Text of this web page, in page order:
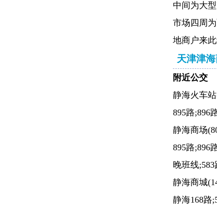
中间为大
市场四周
地商户来
天津津
附近公交
静海火车
895路;896
静海商场
895路;896
晚班线
静海商城
静海168路